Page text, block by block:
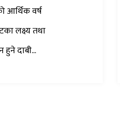
आर्थिक वर्ष
लक्ष्य तथा
हुने दाबी...